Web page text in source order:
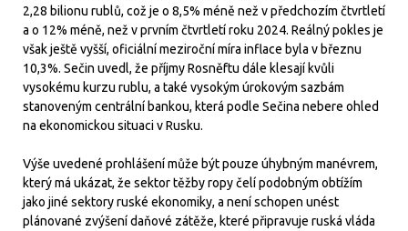
2,28 bilionu rublů, což je o 8,5% méně než v předchozím čtvrtletí
a o 12% méně, než v prvním čtvrtletí roku 2024. Reálný pokles je
však ještě vyšší, oficiální meziroční míra inflace byla v březnu
10,3%. Sečin uvedl, že příjmy Rosněftu dále klesají kvůli
vysokému kurzu rublu, a také vysokým úrokovým sazbám
stanoveným centrální bankou, která podle Sečina nebere ohled
na ekonomickou situaci v Rusku.
Výše uvedené prohlášení může být pouze úhybným manévrem,
který má ukázat, že sektor těžby ropy čelí podobným obtížím
jako jiné sektory ruské ekonomiky, a není schopen unést
plánované zvýšení daňové zátěže, které připravuje ruská vláda